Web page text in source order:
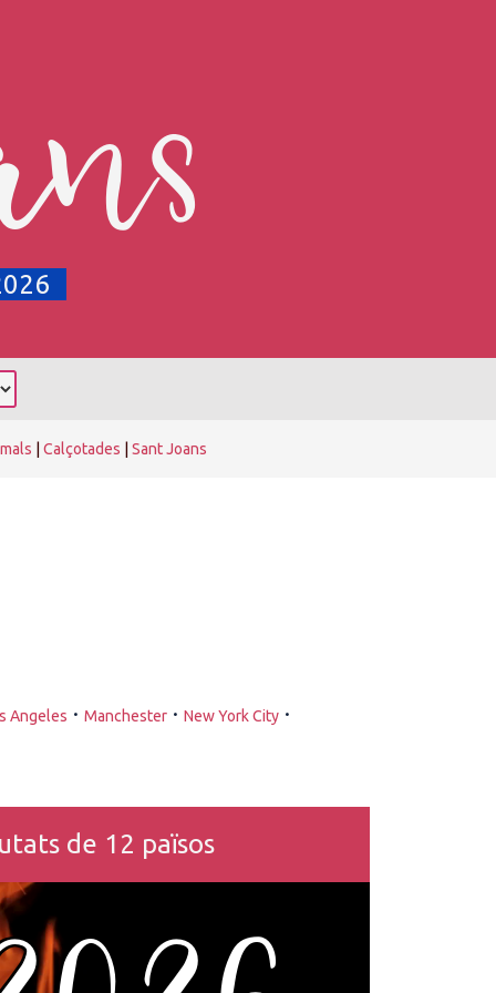
Calçotades Sant Joans
Angeles · Manchester · New York City ·
de 12 països